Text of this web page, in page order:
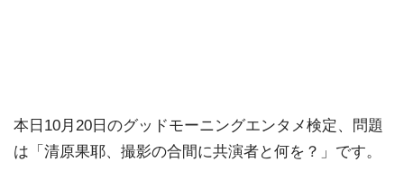
本日10月20日のグッドモーニングエンタメ検定、問題
は「清原果耶、撮影の合間に共演者と何を？」です。